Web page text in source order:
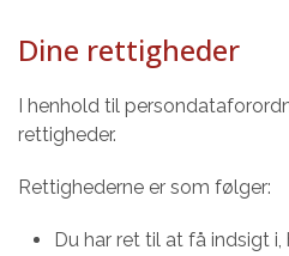
Dine rettigheder
I henhold til
rettigheder.
Rettighederne er som følger:
Du har ret til at få indsigt